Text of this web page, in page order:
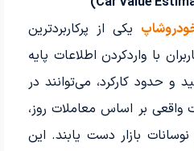
یکی از پرکاربردترین
با واردکردن اطلاعات پایه
و حدود کارکرد، می‌توانند در
بر اساس معاملات روز،
بازار دست یابند. این